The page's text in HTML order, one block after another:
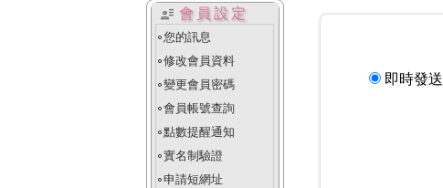
user_attributes 會員設定
fiber_manual_record 您的訊息
fiber_manual_record 修改會員資料
fiber_manual_record 變更會員密碼
fiber_manual_record 會員帳號查詢
fiber_manual_record 點數提醒通知
fiber_manual_record 實名制驗證
fiber_manual_record 申請短網址
即時發送